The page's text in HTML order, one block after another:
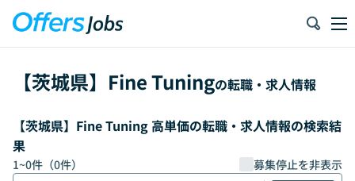
【茨城県】 Fine Tuningの転職・求人情報
【茨城県】Fine Tuning 高単価の転職・求人情報の検索結
果
1~0件（0件） 募集停止を非表示